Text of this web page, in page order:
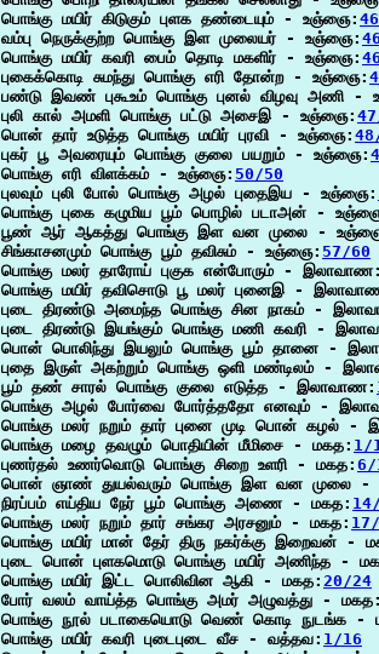
பொங்கு மயிர் கிடுகும் புளக தண்டையும் - உஞ்ஞை:
வம்பு நெருக்குற்ற பொங்கு இள முலையர் - உஞ்ஞை:
பொங்கு மயிர் கவரி பைம் தொடி மகளிர் - உஞ்ஞை:
புகைக்கொடி சுமந்து பொங்கு எரி தோன்ற - உஞ்ஞை:
பண்டு இவண் புகூஉம் பொங்கு புனல் விழவு அணி -
புலி கால் அமளி பொங்கு பட்டு அசைஇ - உஞ்ஞை:
பொன் தார் உடுத்த பொங்கு மயிர் புரவி - உஞ்ஞை:
புகர் பூ அவரையும் பொங்கு குலை பயறும் - உஞ்ஞை:
பொங்கு எரி விளக்கம் - உஞ்ஞை: 50/50
புலவும் புலி போல் பொங்கு அழல் புதைஇய - உஞ்ஞை:
பொங்கு புகை கழுமிய பூம் பொழில் படாஅன் -
பூண் ஆர் ஆகத்து பொங்கு இள வன முலை -
சிங்காசனமும் பொங்கு பூம் தவிசும் - உஞ்ஞை: 57/60
பொங்கு மலர் தாரோய் புகுக என்போரும் - இலாவாண:
பொங்கு மயிர் தவிசொடு பூ மலர் புனைஇ -
புடை திரண்டு அமைந்த பொங்கு சின நாகம் -
புடை திரண்டு இயங்கும் பொங்கு மணி கவரி -
பொன் பொலிந்து இயலும் பொங்கு பூம் தானை -
புதை இருள் அகற்றும் பொங்கு ஒளி மண்டிலம் -
பூம் தண் சாரல் பொங்கு குலை எடுத்த - இலாவாண:
பொங்கு அழல் போர்வை போர்த்ததோ எனவும் -
பொங்கு மலர் நறும் தார் புனை முடி பொன் கழல் -
பொங்கு மழை தவழும் பொதியின் மீமிசை - மகத: 1/
புணர்தல் உணர்வொடு பொங்கு சிறை உளரி - மகத: 6/
பொன் ஞாண் துயல்வரும் பொங்கு இள வன முலை -
நிரப்பம் எய்திய நேர் பூம் பொங்கு அணை - மகத:
பொங்கு மலர் நறும் தார் சங்கர அரசனும் - மகத:
பொங்கு மயிர் மான் தேர் திரு நகர்க்கு இறைவன் -
புடை பொன் புளகமொடு பொங்கு மயிர் அணிந்த -
பொங்கு மயிர் இட்ட பொலிவின ஆகி - மகத: 20/24
போர் வலம் வாய்த்த பொங்கு அமர் அழுவத்து - மகத:
பொங்கு நூல் படாகையொடு வெண் கொடி நுடங்க -
பொங்கு மயிர் கவரி புடைபுடை வீச - வத்தவ: 1/16